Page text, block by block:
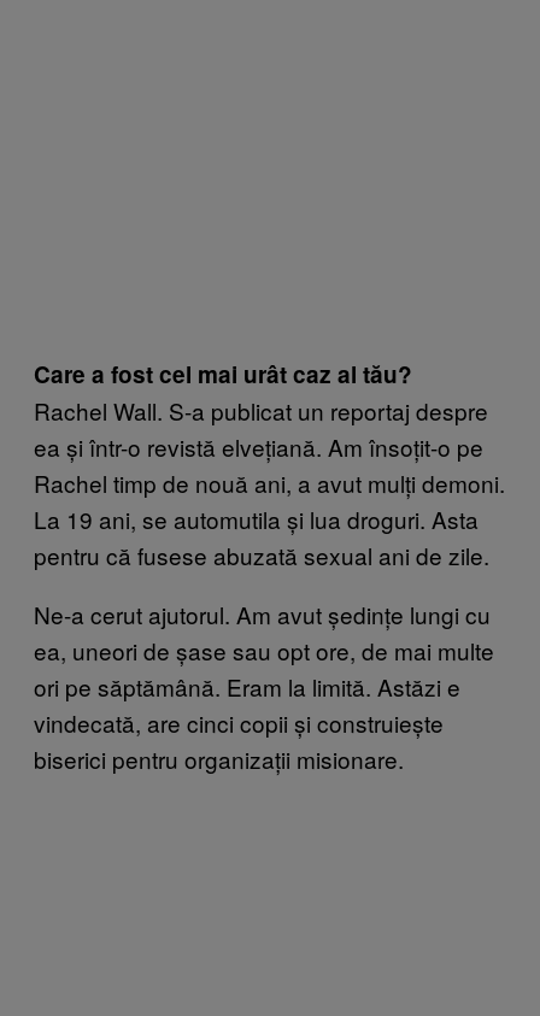
Care a fost cel mai urât caz al tău?
Rachel Wall. S-a publicat un reportaj despre
ea și într-o revistă elvețiană. Am însoțit-o pe
Rachel timp de nouă ani, a avut mulți demoni.
La 19 ani, se automutila și lua droguri. Asta
pentru că fusese abuzată sexual ani de zile.
Ne-a cerut ajutorul. Am avut ședințe lungi cu
ea, uneori de șase sau opt ore, de mai multe
ori pe săptămână. Eram la limită. Astăzi e
vindecată, are cinci copii și construiește
biserici pentru organizații misionare.